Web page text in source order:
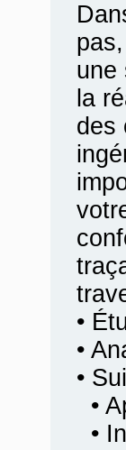
une
la
des
•
•
•
•
•